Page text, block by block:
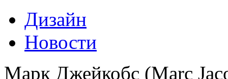
Дизайн
Новости
Марк Джейкобс (Marc